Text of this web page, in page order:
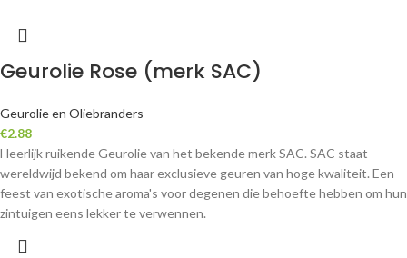
Geurolie Rose (merk SAC)
Geurolie en Oliebranders
€2.88
Heerlijk ruikende Geurolie van het bekende merk SAC. SAC staat
wereldwijd bekend om haar exclusieve geuren van hoge kwaliteit. Een
feest van exotische aroma's voor degenen die behoefte hebben om hun
zintuigen eens lekker te verwennen.